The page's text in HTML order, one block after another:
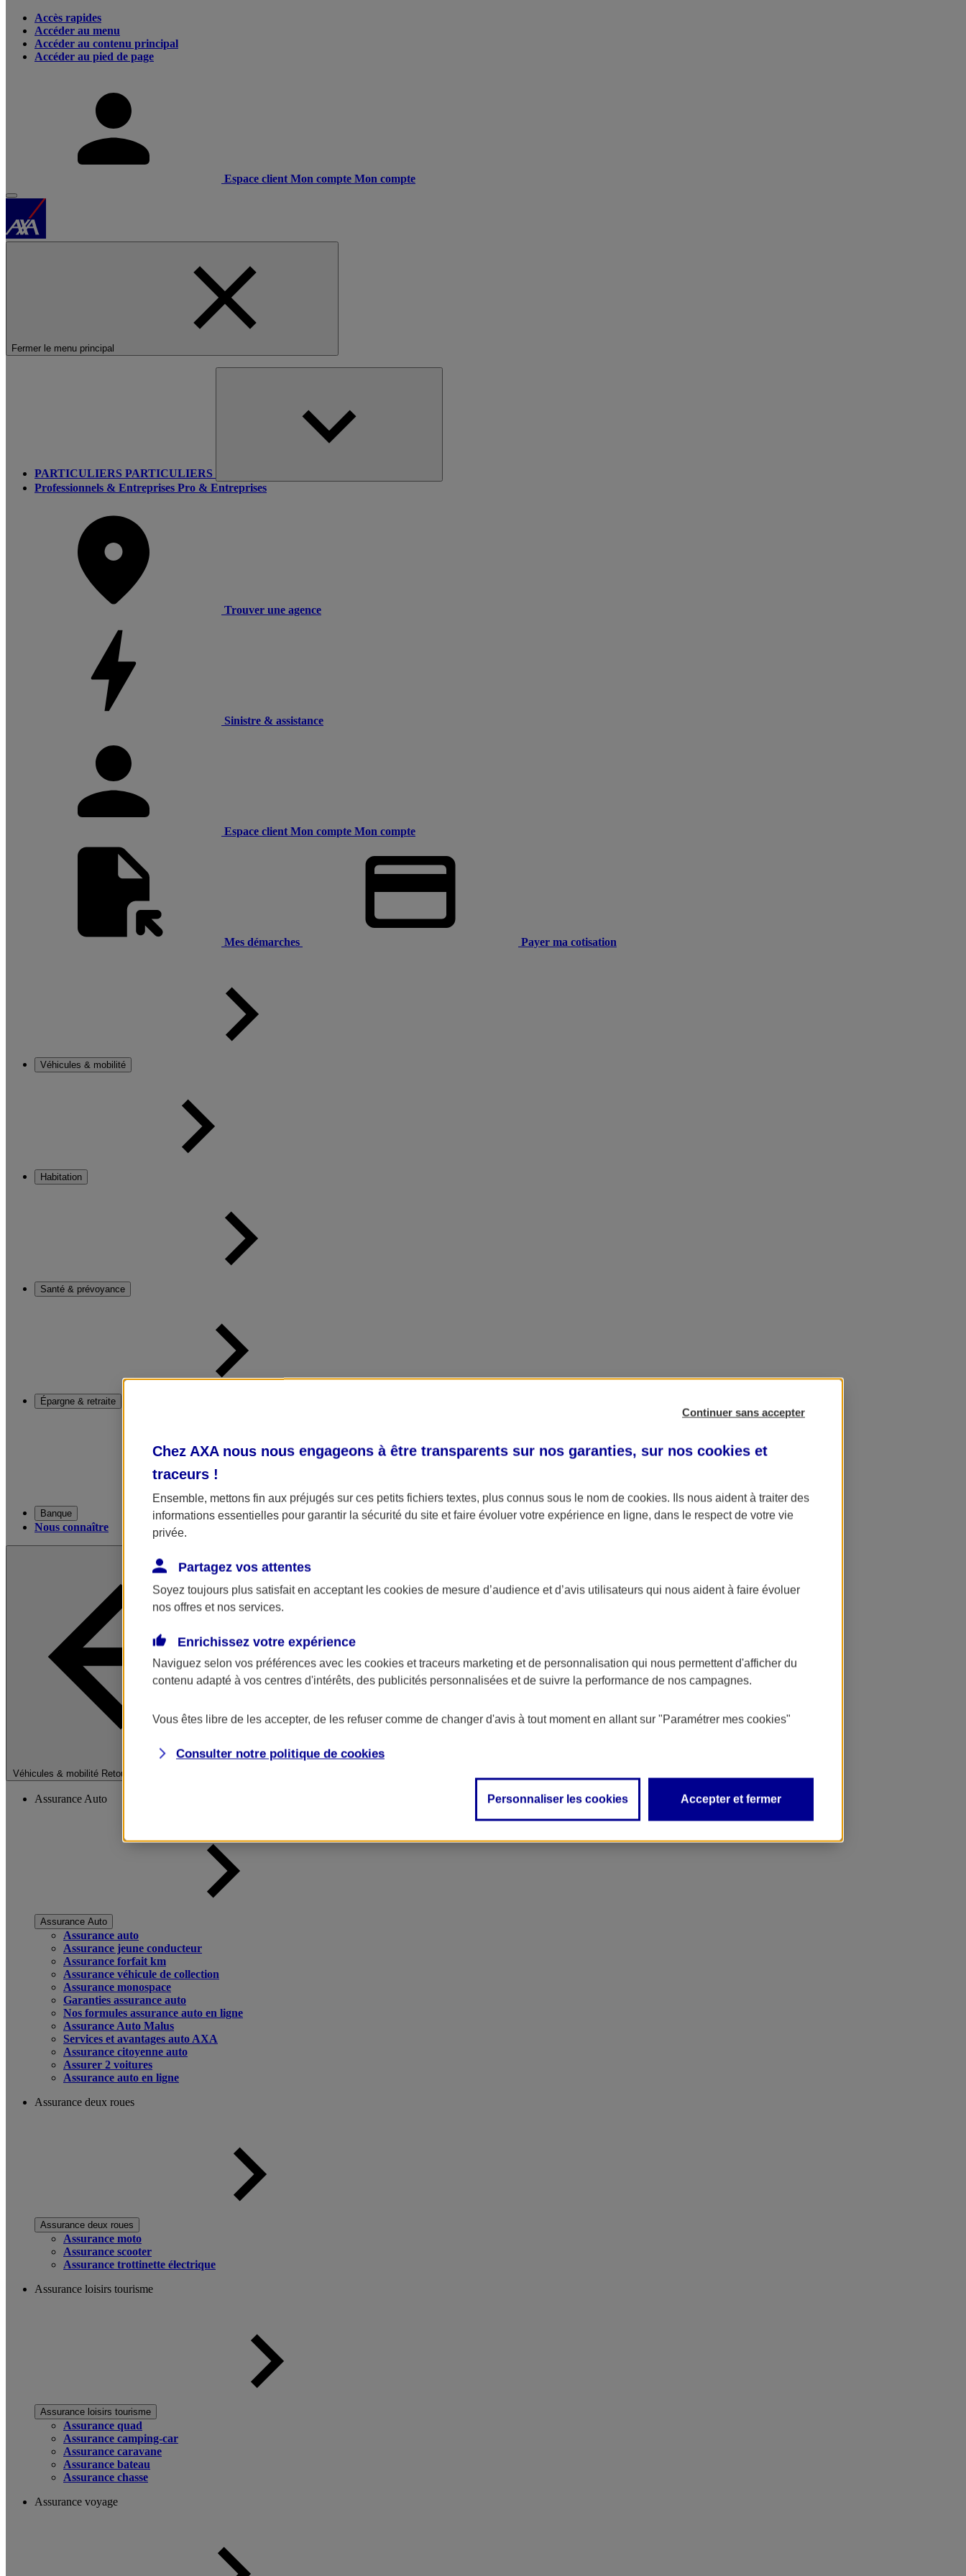
Accès rapides
Accéder au menu
Accéder au contenu principal
Accéder au pied de page
Espace client Mon compte Mon compte
Fermer le menu principal
PARTICULIERS PARTICULIERS
Professionnels & Entreprises Pro & Entreprises
Trouver une agence
Sinistre & assistance
Espace client Mon compte Mon compte
Mes démarches Payer ma cotisation
Véhicules & mobilité
Habitation
Santé & prévoyance
Épargne & retraite
Banque
Nous connaître
Véhicules & mobilité Retour à la section précédente
Fermer le menu principal
Assurance Auto
Assurance Auto
Assurance auto
Assurance jeune conducteur
Assurance forfait km
Assurance véhicule de collection
Assurance monospace
Garanties assurance auto
Nos formules assurance auto en ligne
Assurance Auto Malus
Services et avantages auto AXA
Assurance citoyenne auto
Assurer 2 voitures
Assurance auto en ligne
Assurance deux roues
Assurance deux roues
Assurance moto
Assurance scooter
Assurance trottinette électrique
Assurance loisirs tourisme
Assurance loisirs tourisme
Assurance quad
Assurance camping-car
Assurance caravane
Assurance bateau
Assurance chasse
Assurance voyage
Continuer sans accepter
Chez AXA nous nous engageons à être transparents sur nos garanties, sur nos cookies et
traceurs !
Ensemble, mettons fin aux préjugés sur ces petits fichiers textes, plus connus sous le nom de cookies. Ils nous aident à traiter des
informations essentielles pour garantir la sécurité du site et faire évoluer votre expérience en ligne, dans le respect de votre vie
privée.
Partagez vos attentes
Soyez toujours plus satisfait en acceptant les cookies de mesure d’audience et d’avis utilisateurs qui nous aident à faire évoluer
nos offres et nos services.
Enrichissez votre expérience
Naviguez selon vos préférences avec les cookies et traceurs marketing et de personnalisation qui nous permettent d'afficher du
contenu adapté à vos centres d'intérêts, des publicités personnalisées et de suivre la performance de nos campagnes.
Vous êtes libre de les accepter, de les refuser comme de changer d'avis à tout moment en allant sur "Paramétrer mes cookies"
Consulter notre politique de cookies
Personnaliser les cookies Accepter et fermer